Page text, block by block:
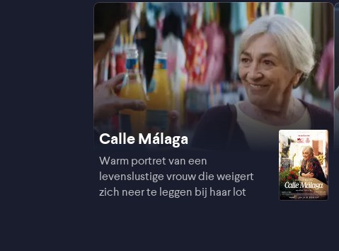
Calle Málaga
Warm portret van een
levenslustige vrouw die weigert
zich neer te leggen bij haar lot